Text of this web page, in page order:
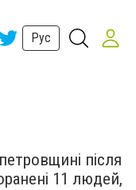
Рус
після
11 людей,